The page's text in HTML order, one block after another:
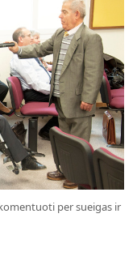
per sueigas ir